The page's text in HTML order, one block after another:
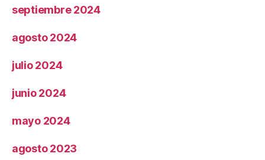
septiembre 2024
agosto 2024
julio 2024
junio 2024
mayo 2024
agosto 2023